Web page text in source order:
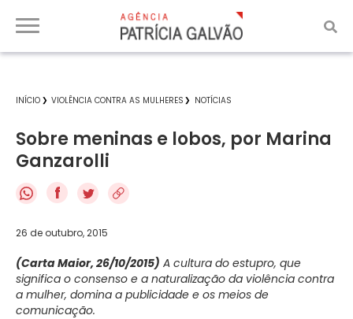
INÍCIO VIOLÊNCIA CONTRA AS MULHERES NOTÍCIAS
Sobre meninas e lobos, por Marina
Ganzarolli
f
26 de outubro, 2015
(Carta Maior, 26/10/2015) A cultura do estupro, que
significa o consenso e a naturalização da violência contra
a mulher, domina a publicidade e os meios de
comunicação.